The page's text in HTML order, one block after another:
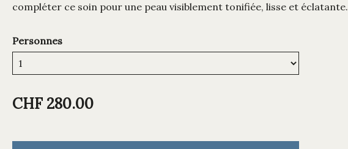
compléter ce soin pour une peau visiblement tonifiée, lisse et éclatante.
Personnes
CHF 280.00